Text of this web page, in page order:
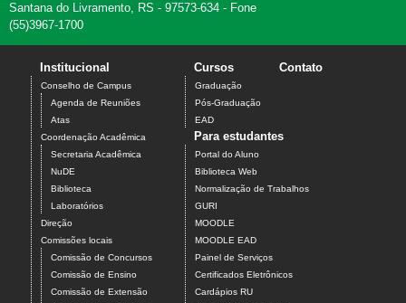
Santana do Livramento, RS - 97573-634 - Fone
(55)3967-1700
Institucional
Conselho de Campus
Agenda de Reuniões
Atas
Coordenação Acadêmica
Secretaria Acadêmica
NuDE
Biblioteca
Laboratórios
Direção
Comissões locais
Comissão de Concursos
Comissão de Ensino
Comissão de Extensão
Cursos
Graduação
Pós-Graduação
EAD
Contato
Para estudantes
Portal do Aluno
Biblioteca Web
Normalização de Trabalhos
GURI
MOODLE
MOODLE EAD
Painel de Serviços
Certificados Eletrônicos
Cardápios RU